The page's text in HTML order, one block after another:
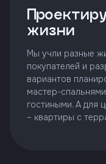
жизни
Мы учли разные
покупателей и
вариантов
мастер-
гостиными. А для
– квартиры с
Заказать